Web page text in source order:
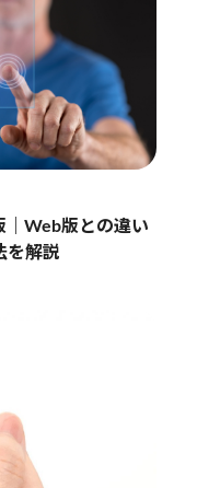
｜Web版との違い
を解説